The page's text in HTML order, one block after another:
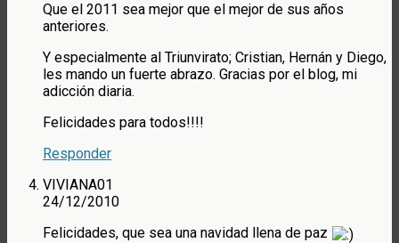
Que el 2011 sea mejor que el mejor de sus años
anteriores.
Y especialmente al Triunvirato; Cristian, Hernán y Diego,
les mando un fuerte abrazo. Gracias por el blog, mi
adicción diaria.
Felicidades para todos!!!!
Responder
VIVIANA01
24/12/2010
Felicidades, que sea una navidad llena de paz